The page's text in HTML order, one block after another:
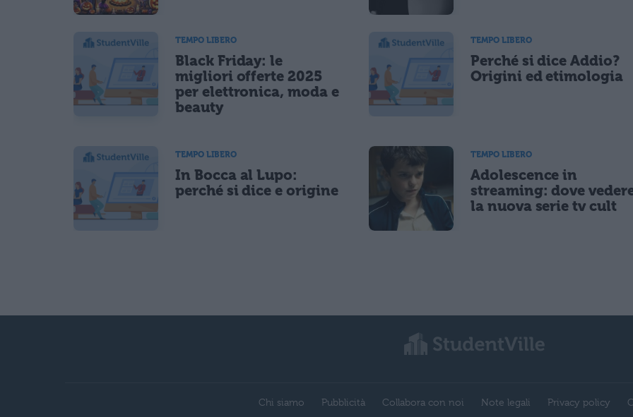
TEMPO LIBERO
Black Friday: le
migliori offerte 2025
per elettronica, moda e
beauty
TEMPO LIBERO
Perché si dice Addio?
Origini ed etimologia
TEMPO LIBERO
In Bocca al Lupo:
perché si dice e origine
TEMPO LIBERO
Adolescence in
streaming: dove
la nuova serie tv cult
Chi siamo Pubblicità Collabora con noi Note legali Privacy policy